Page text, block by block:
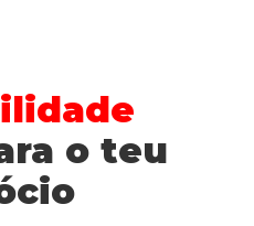
o teu